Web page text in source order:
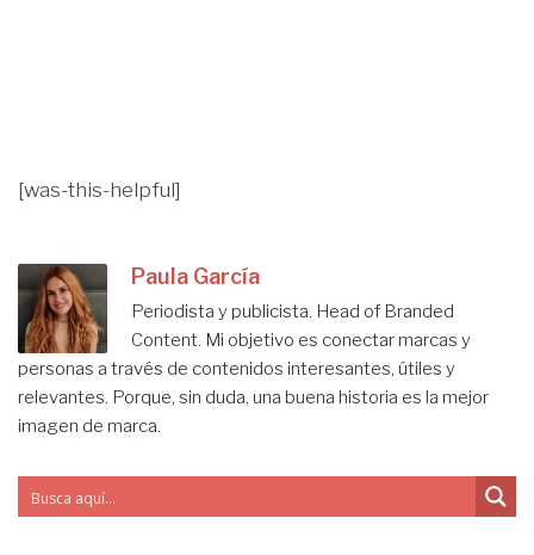
[was-this-helpful]
Paula García
Periodista y publicista. Head of Branded
Content. Mi objetivo es conectar marcas y
personas a través de contenidos interesantes, útiles y
relevantes. Porque, sin duda, una buena historia es la mejor
imagen de marca.